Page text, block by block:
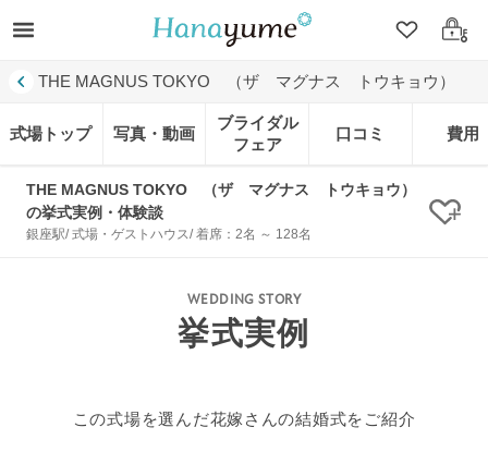
クリップ
ログ
THE MAGNUS TOKYO （ザ マグナス トウキョウ）
式場トップ 写真・動画
ブライダル
フェア
口コミ 費用
THE MAGNUS TOKYO （ザ マグナス トウキョウ）
の挙式実例・体験談
銀座駅/ 式場・ゲストハウス/ 着席：2名 ～ 128名 ク
WEDDING STORY
挙式実例
この式場を選んだ花嫁さんの結婚式をご紹介